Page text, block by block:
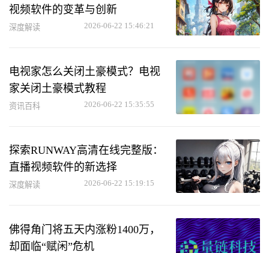
视频软件的变革与创新
深度解读 2026-06-22 15:46:21
电视家怎么关闭土豪模式？电视
家关闭土豪模式教程
资讯百科 2026-06-22 15:35:55
探索RUNWAY高清在线完整版：
直播视频软件的新选择
深度解读 2026-06-22 15:19:15
佛得角门将五天内涨粉1400万，
却面临“赋闲”危机